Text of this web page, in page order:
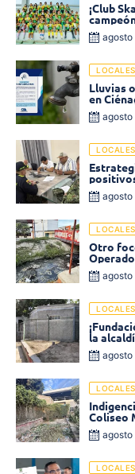
¡Club
agosto
LOCALES
Lluvias
en
bajaagosto
LOCALES
agosto
LOCALES
Otro
de la
LOCALES
la
limpieza
LOCALES
Coliseo
LOCALES